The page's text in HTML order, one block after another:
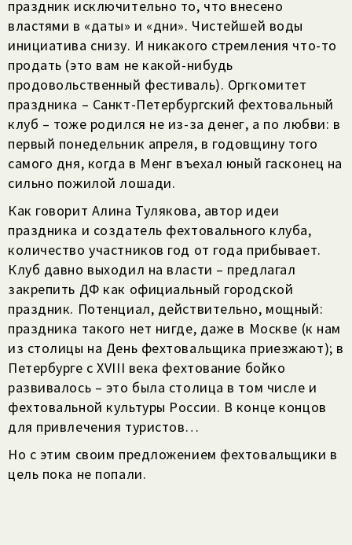
праздник исключительно то, что внесено
властями в «даты» и «дни». Чистейшей воды
инициатива снизу. И никакого стремления что-то
продать (это вам не какой-нибудь
продовольственный фестиваль). Оргкомитет
праздника – Санкт-Петербургский фехтовальный
клуб – тоже родился не из-за денег, а по любви: в
первый понедельник апреля, в годовщину того
самого дня, когда в Менг въехал юный гасконец на
сильно пожилой лошади.
Как говорит Алина Тулякова, автор идеи
праздника и создатель фехтовального клуба,
количество участников год от года прибывает.
Клуб давно выходил на власти – предлагал
закрепить ДФ как официальный городской
праздник. Потенциал, действительно, мощный:
праздника такого нет нигде, даже в Москве (к нам
из столицы на День фехтовальщика приезжают); в
Петербурге с XVIII века фехтование бойко
развивалось – это была столица в том числе и
фехтовальной культуры России. В конце концов
для привлечения туристов…
Но с этим своим предложением фехтовальщики в
цель пока не попали.